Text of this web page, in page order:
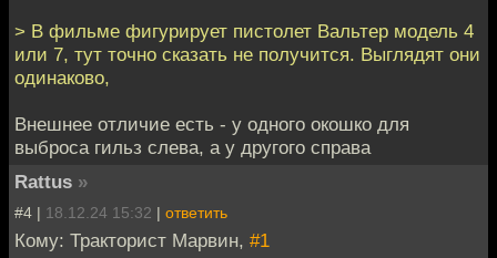
> В фильме фигурирует пистолет Вальтер модель 4
или 7, тут точно сказать не получится. Выглядят они
одинаково,
Внешнее отличие есть - у одного окошко для
выброса гильз слева, а у другого справа
Rattus »
#4 | 18.12.24 15:32 | ответить
Кому: Тракторист Марвин, #1